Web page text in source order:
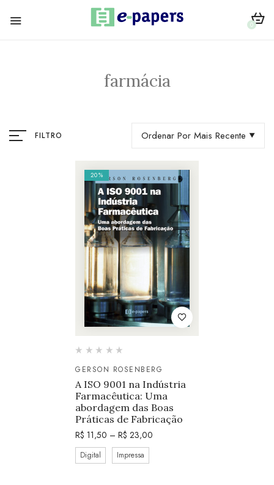
0
farmácia
FILTRO Ordenar Por Mais Recente
20%
GERSON ROSENBERG
A ISO 9001 na Indústria
Farmacêutica: Uma
abordagem das Boas
Práticas de Fabricação
R$ 11,50 – R$ 23,00
Digital Impressa